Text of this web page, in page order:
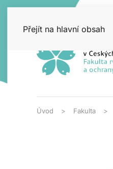
Přejít na hlavní obsah
Úvod Fakulta